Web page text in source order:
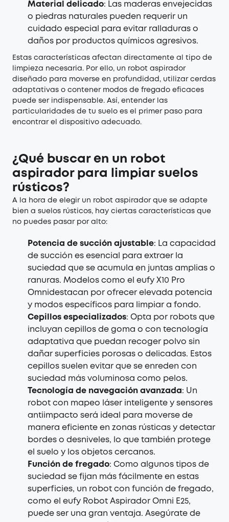
Material delicado: Las maderas envejecidas
o piedras naturales pueden requerir un
cuidado especial para evitar ralladuras o
daños por productos químicos agresivos.
Estas características afectan directamente al tipo de
limpieza necesaria. Por ello, un robot aspirador
diseñado para moverse en profundidad, utilizar cerdas
adaptativas o contener modos de fregado eficaces
puede ser indispensable. Así, entender las
particularidades de tu suelo es el primer paso para
encontrar el dispositivo adecuado.
¿Qué buscar en un robot
aspirador para limpiar suelos
rústicos?
A la hora de elegir un robot aspirador que se adapte
bien a suelos rústicos, hay ciertas características que
no puedes pasar por alto:
Potencia de succión ajustable: La capacidad
de succión es esencial para extraer la
suciedad que se acumula en juntas amplias o
ranuras. Modelos como el eufy X10 Pro
Omnidestacan por ofrecer elevada potencia
y modos específicos para limpiar a fondo.
Cepillos especializados: Opta por robots que
incluyan cepillos de goma o con tecnología
adaptativa que puedan recoger polvo sin
dañar superficies porosas o delicadas. Estos
cepillos suelen evitar que se enreden con
suciedad más voluminosa como pelos.
Tecnología de navegación avanzada: Un
robot con mapeo láser inteligente y sensores
antiimpacto será ideal para moverse de
manera eficiente en zonas rústicas y detectar
bordes o desniveles, lo que también protege
el suelo y los objetos cercanos.
Función de fregado: Como algunos tipos de
suciedad se fijan más fácilmente en estas
superficies, un robot con función de fregado,
como el eufy Robot Aspirador Omni E25,
puede ser una gran ventaja. Asegúrate de